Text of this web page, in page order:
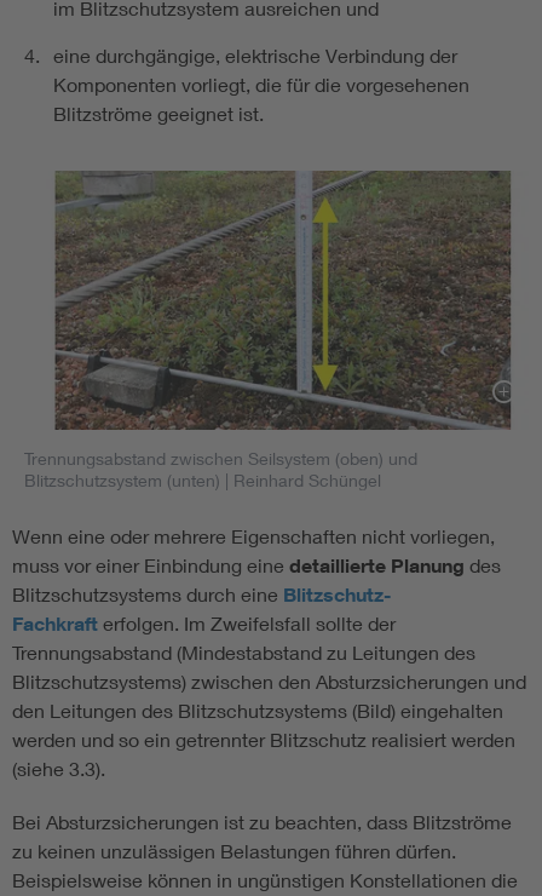
im Blitzschutzsystem ausreichen und
eine durchgängige, elektrische Verbindung der
Komponenten vorliegt, die für die vorgesehenen
Blitzströme geeignet ist.
Trennungsabstand zwischen Seilsystem (oben) und
Blitzschutzsystem (unten) | Reinhard Schüngel
Wenn eine oder mehrere Eigenschaften nicht vorliegen,
muss vor einer Einbindung eine detaillierte Planung des
Blitzschutzsystems durch eine Blitzschutz-
Fachkraft erfolgen. Im Zweifelsfall sollte der
Trennungsabstand (Mindestabstand zu Leitungen des
Blitzschutzsystems) zwischen den Absturzsicherungen und
den Leitungen des Blitzschutzsystems (Bild) eingehalten
werden und so ein getrennter Blitzschutz realisiert werden
(siehe 3.3).
Bei Absturzsicherungen ist zu beachten, dass Blitzströme
zu keinen unzulässigen Belastungen führen dürfen.
Beispielsweise können in ungünstigen Konstellationen die